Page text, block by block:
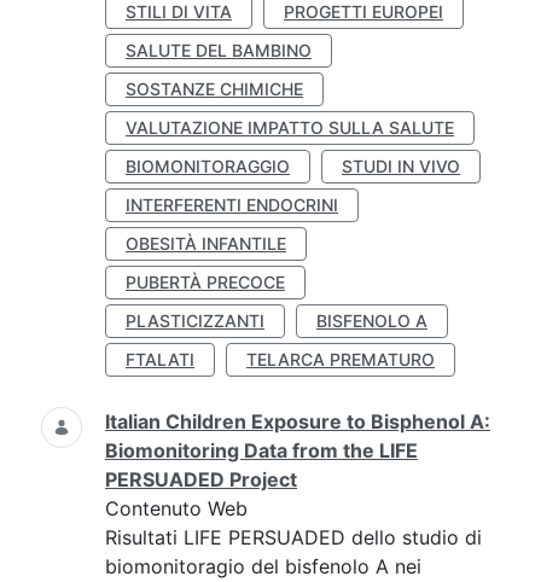
STILI DI VITA
PROGETTI EUROPEI
SALUTE DEL BAMBINO
SOSTANZE CHIMICHE
VALUTAZIONE IMPATTO SULLA SALUTE
BIOMONITORAGGIO
STUDI IN VIVO
INTERFERENTI ENDOCRINI
OBESITÀ INFANTILE
PUBERTÀ PRECOCE
PLASTICIZZANTI
BISFENOLO A
FTALATI
TELARCA PREMATURO
Italian Children Exposure to Bisphenol A:
Biomonitoring Data from the LIFE
PERSUADED Project
Contenuto Web
Risultati LIFE PERSUADED dello studio di
biomonitoragio del bisfenolo A nei